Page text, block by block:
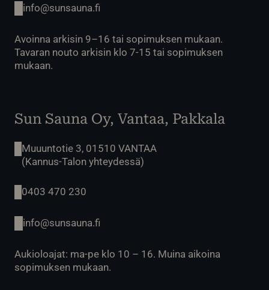
info@sunsauna.fi
Avoinna arkisin 9–16 tai sopimuksen mukaan.
Tavaran nouto arkisin klo 7-15 tai sopimuksen
mukaan.
Sun Sauna Oy, Vantaa, Pakkala
Muuuntotie 3, 01510 VANTAA
(Kannus-Talon yhteydessä)
0403 470 230
info@sunsauna.fi
Aukioloajat: ma-pe klo 10 – 16. Muina aikoina
sopimuksen mukaan.